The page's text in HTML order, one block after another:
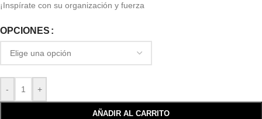
¡Inspírate con su organización y fuerza
OPCIONES
- +
AÑADIR AL CARRITO